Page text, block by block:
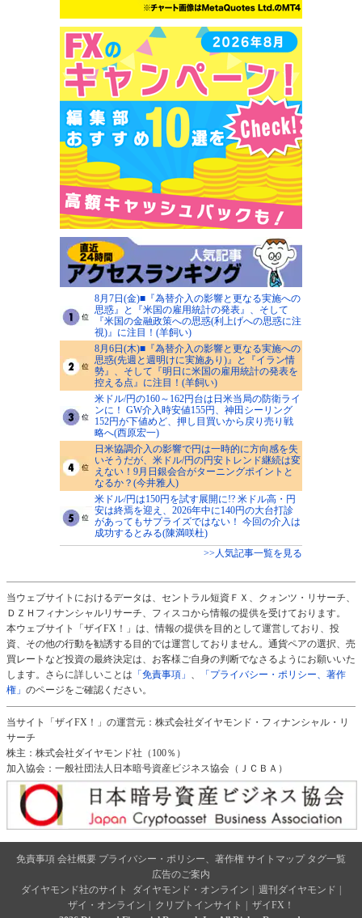
8月7日(金)■『為替介入の影響と更なる実施への
思惑』と『米国の雇用統計の発表』、そして
『米国の金融政策への思惑(利上げへの思惑に注
視)』に注目！(羊飼い)
8月6日(木)■『為替介入の影響と更なる実施への
思惑(先週と週明けに実施あり)』と『イラン情
勢』、そして『明日に米国の雇用統計の発表を
控える点』に注目！(羊飼い)
米ドル/円の160～162円台は日米当局の防衛ライ
ンに！ GW介入時安値155円、神田シーリング
152円が下値めど、押し目買いから戻り売り戦
略へ(西原宏一)
日米協調介入の影響で円は一時的に方向感を失
いそうだが、米ドル/円の円安トレンド継続は変
えない！9月日銀会合がターニングポイントと
なるか？(今井雅人)
米ドル/円は150円を試す展開に!? 米ドル高・円
安は終焉を迎え、2026年中に140円の大台打診
があってもサプライズではない！ 今回の介入は
成功するとみる(陳満咲杜)
>>人気記事一覧を見る
当ウェブサイトにおけるデータは、セントラル短資ＦＸ、クォンツ・リサーチ、
ＤＺＨフィナンシャルリサーチ、フィスコから情報の提供を受けております。
本ウェブサイト「ザイFX！」は、情報の提供を目的として運営しており、投
資、その他の行動を勧誘する目的では運営しておりません。通貨ペアの選択、売
買レートなど投資の最終決定は、お客様ご自身の判断でなさるようにお願いいた
します。さらに詳しいことは 「免責事項」 、
「プライバシー・ポリシー、著作
権」 のページをご確認ください。
当サイト「ザイFX！」の運営元：株式会社ダイヤモンド・フィナンシャル・リ
サーチ
株主：株式会社ダイヤモンド社（100％）
加入協会：一般社団法人日本暗号資産ビジネス協会（ＪＣＢＡ）
免責事項 会社概要 プライバシー・ポリシー、著作権 サイトマップ タグ一覧
広告のご案内
ダイヤモンド社のサイト
ダイヤモンド・オンライン 週刊ダイヤモンド
ザイ・オンライン
クリプトインサイト
ザイFX！